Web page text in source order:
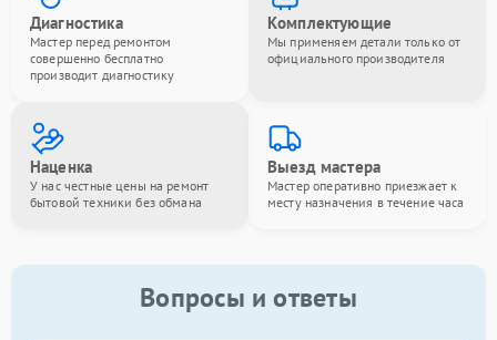
Диагностика
Мастер перед ремонтом
совершенно бесплатно
производит диагностику
Комплектующие
Мы применяем детали только от
официального производителя
Наценка
У нас честные цены на ремонт
бытовой техники без обмана
Выезд мастера
Мастер оперативно приезжает к
месту назначения в течение часа
Вопросы и ответы